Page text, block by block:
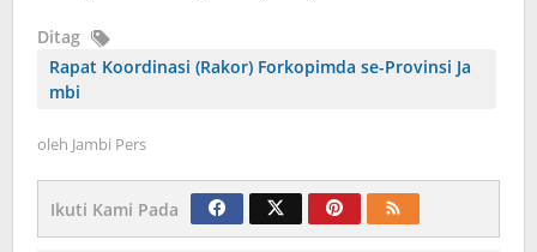
Ditag
Rapat Koordinasi (Rakor) Forkopimda se-Provinsi Ja
mbi
oleh Jambi Pers
Ikuti Kami Pada